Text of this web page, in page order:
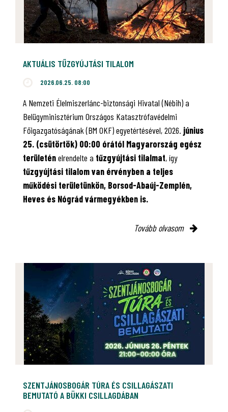
AKTUÁLIS TŰZGYÚJTÁSI TILALOM
2026.06.25. 08:00
A Nemzeti Élelmiszerlánc-biztonsági Hivatal (Nébih) a
Belügyminisztérium Országos Katasztrófavédelmi
Főigazgatóságának (BM OKF) egyetértésével, 2026. június
25. (csütörtök) 00:00 órától Magyarország egész
területénelrendelte a tűzgyújtási tilalmat, így
tűzgyújtási tilalom van érvényben a teljes
működési területünkön, Borsod-Abaúj-Zemplén,
Heves és Nógrád vármegyékben is.
Tovább olvasom
SZENTJÁNOSBOGÁR TÚRA ÉS CSILLAGÁSZATI
BEMUTATÓ A BÜKKI CSILLAGDÁBAN